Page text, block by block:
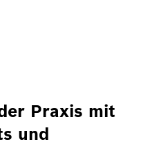
Praxis mit
und